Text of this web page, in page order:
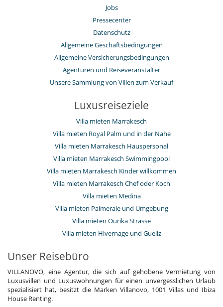
Jobs
Pressecenter
Datenschutz
Allgemeine Geschäftsbedingungen
Allgemeine Versicherungsbedingungen
Agenturen und Reiseveranstalter
Unsere Sammlung von Villen zum Verkauf
Luxusreiseziele
Villa mieten Marrakesch
Villa mieten Royal Palm und in der Nähe
Villa mieten Marrakesch Hauspersonal
Villa mieten Marrakesch Swimmingpool
Villa mieten Marrakesch Kinder willkommen
Villa mieten Marrakesch Chef oder Koch
Villa mieten Medina
Villa mieten Palmeraie und Umgebung
Villa mieten Ourika Strasse
Villa mieten Hivernage und Gueliz
Unser Reisebüro
VILLANOVO, eine Agentur, die sich auf gehobene Vermietung von
Luxusvillen und Luxuswohnungen für einen unvergesslichen Urlaub
spezialisiert hat, besitzt die Marken Villanovo, 1001 Villas und Ibiza
House Renting.